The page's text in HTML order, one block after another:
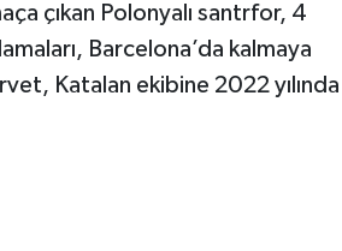
çıkan Polonyalı santrfor, 4
Barcelona’da kalmaya
Katalan ekibine 2022 yılında